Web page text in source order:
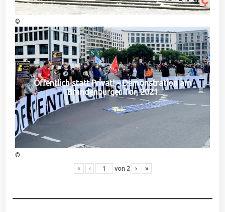
©
Öffentlich statt Privat! – Demonstration am
Brandenburger Tor, 2021
©
« ‹ von 2 › »